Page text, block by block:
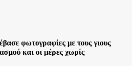
φωτογραφίες με τους γιους
και οι μέρες χωρίς